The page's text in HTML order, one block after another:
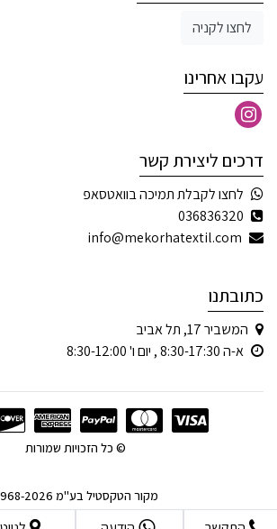
לחצו לקניה
עקבו אחרינו
דרכים ליצירת קשר
לחצו לקבלת תמיכה בוואטסאפ
036836320
info@mekorhatextil.com
כתובתנו
המשביר 17, תל אביב
א-ה 8:30-17:30 , יום ו' 8:30-12:00
מקור הטקסטיל בע"מ 1968-2026
© כל הזכויות שמורות